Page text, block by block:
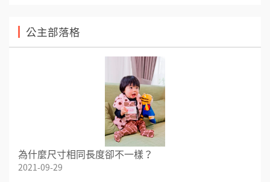
公主部落格
為什麼尺寸相同長度卻不一樣？
2021-09-29